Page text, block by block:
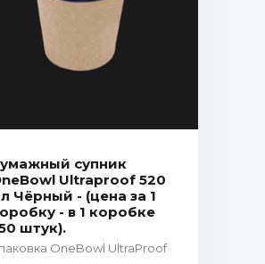
супник
Ultraproof 520
Чёрный - (цена за 1
- в 1 коробке
штук).
OneBowl UltraProof